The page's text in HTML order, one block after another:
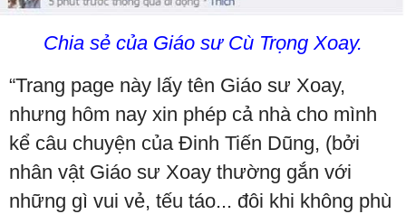
Chia sẻ của Giáo sư Cù Trọng Xoay.
“Trang page này lấy tên Giáo sư Xoay,
nhưng hôm nay xin phép cả nhà cho mình
kể câu chuyện của Đinh Tiến Dũng, (bởi
nhân vật Giáo sư Xoay thường gắn với
những gì vui vẻ, tếu táo... đôi khi không phù